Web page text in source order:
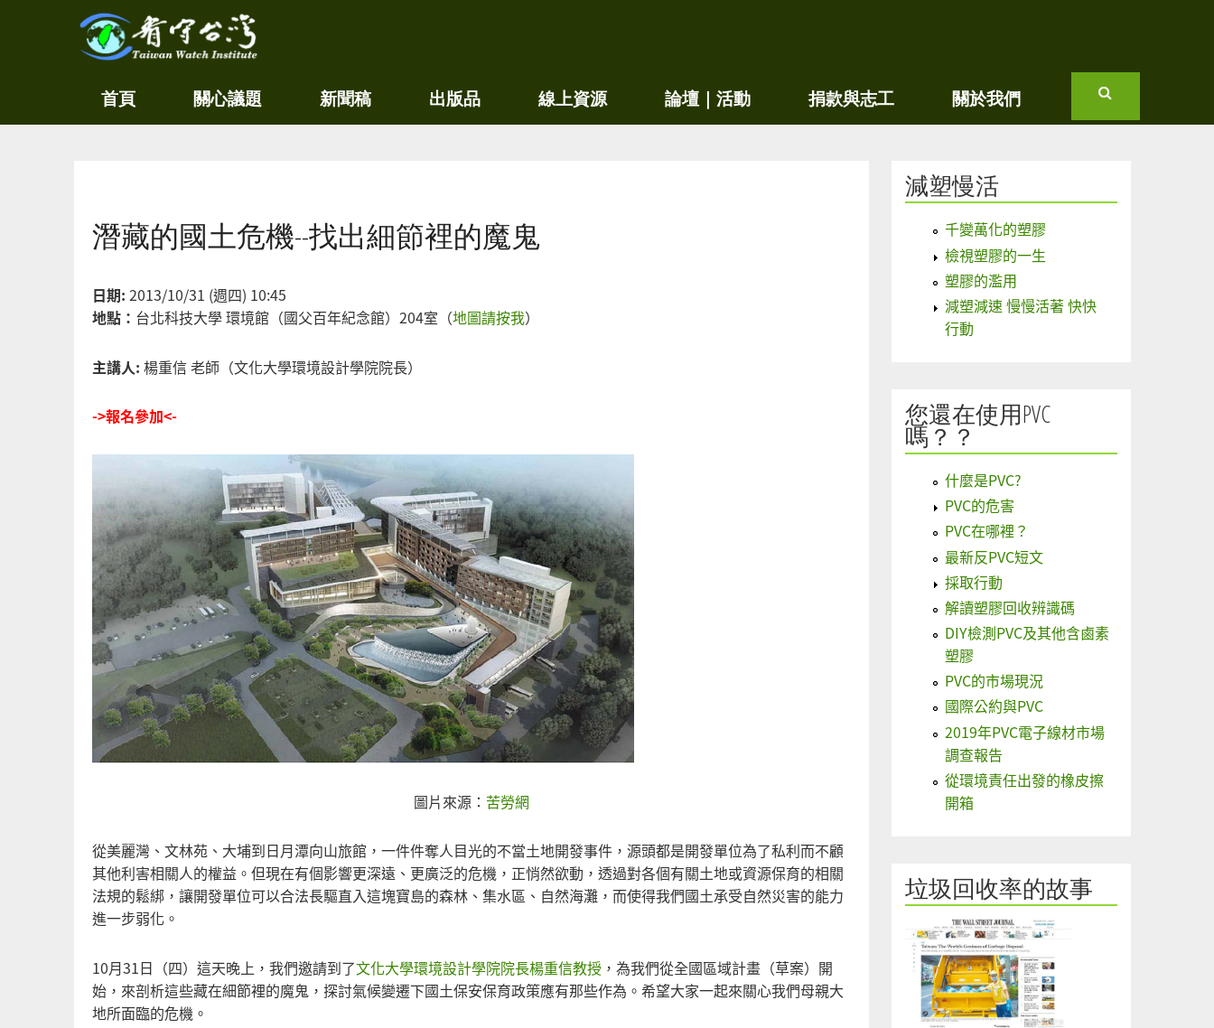
容
看守
台灣
環
首頁 關心議題 新聞稿 出版品 線上資源 論壇｜活動 捐款與志工 關於我們
尋
潛藏的國土危機--找出細節裡的魔鬼
日期: 2013/10/31 (週四) 10:45
地點： 台北科技大學 環境館（國父百年紀念館）204室（地圖請按我）
主講人: 楊重信 老師（文化大學環境設計學院院長）
->報名參加<-
圖片來源： 苦勞網
從美麗灣、文林苑、大埔到日月潭向山旅館，一件件奪人目光的不當土地開發事件，源頭都是開發單位為了私利而不顧
其他利害相關人的權益。但現在有個影響更深遠、更廣泛的危機，正悄然欲動，透過對各個有關土地或資源保育的相關
法規的鬆綁，讓開發單位可以合法長驅直入這塊寶島的森林、集水區、自然海灘，而使得我們國土承受自然災害的能力
進一步弱化。
10月31日（四）這天晚上，我們邀請到了文化大學環境設計學院院長楊重信教授 ，為我們從全國區域計畫（草案）開
始，來剖析這些藏在細節裡的魔鬼，探討氣候變遷下國土保安保育政策應有那些作為。希望大家一起來關心我們母親大
地所面臨的危機。
減塑慢活
千變萬化的塑膠
檢視塑膠的一生
塑膠的濫用
減塑減速 慢慢活著 快快
行動
您還在使用PVC
嗎？？
什麼是PVC?
PVC的危害
PVC在哪裡？
最新反PVC短文
採取行動
解讀塑膠回收辨識碼
DIY檢測PVC及其他含鹵素
塑膠
PVC的市場現況
國際公約與PVC
2019年PVC電子線材市場
調查報告
從環境責任出發的橡皮擦
開箱
垃圾回收率的故事